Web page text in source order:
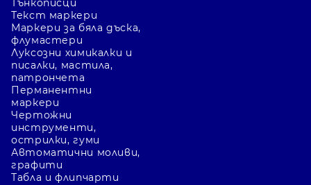
Тънкописци
Текст маркери
Маркери за бяла дъска,
флумастери
Луксозни химикалки и
писалки, мастила,
патрончета
Перманентни
маркери
Чертожни
инструменти,
острилки, гуми
Автоматични моливи,
графити
Табла и флипчарти